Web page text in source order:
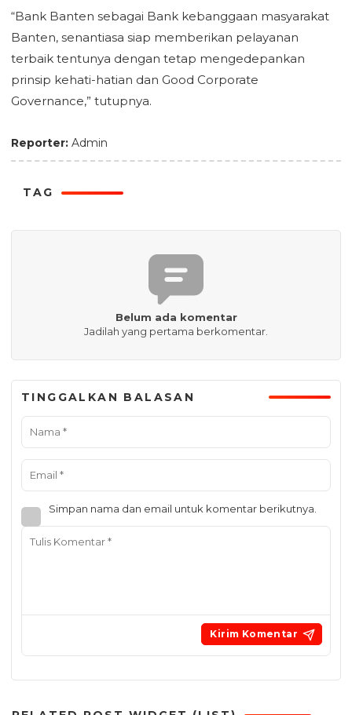
“Bank Banten sebagai Bank kebanggaan masyarakat
Banten, senantiasa siap memberikan pelayanan
terbaik tentunya dengan tetap mengedepankan
prinsip kehati-hatian dan Good Corporate
Governance,” tutupnya.
Reporter: Admin
TAG
Belum ada komentar
Jadilah yang pertama berkomentar.
TINGGALKAN BALASAN
Simpan nama dan email untuk komentar berikutnya.